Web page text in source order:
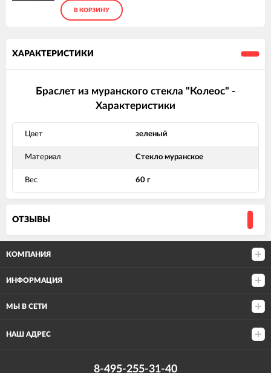
В КОРЗИНУ
ХАРАКТЕРИСТИКИ
Браслет из муранского стекла "Колеос" -
Характеристики
Цвет зеленый
Материал Стекло муранское
Вес 60 г
ОТЗЫВЫ
КОМПАНИЯ
ИНФОРМАЦИЯ
МЫ В СЕТИ
НАШ АДРЕС
8-495-255-31-40